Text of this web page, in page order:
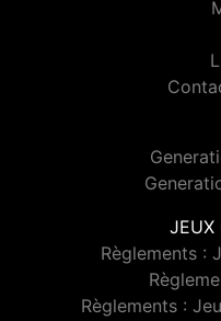
JEUX
Règlements :
Règlements :